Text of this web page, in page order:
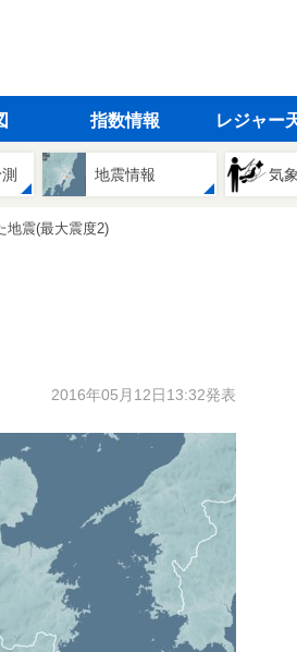
指数情報 レジャー
地震情報 気
地震(最大震度2)
2016年05月12日13:32発表